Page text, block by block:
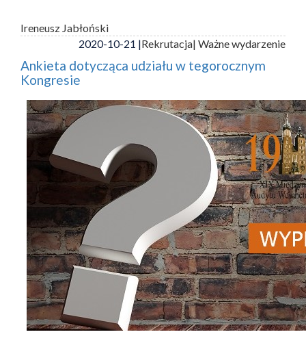
Ireneusz Jabłoński
2020-10-21 |Rekrutacja| Ważne wydarzenie
Ankieta dotycząca udziału w tegorocznym
Kongresie